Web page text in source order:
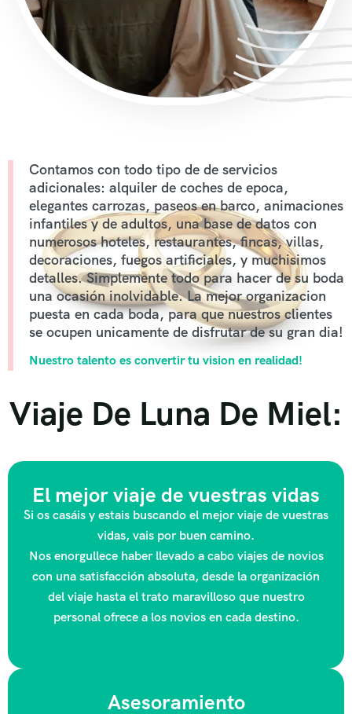
Contamos con todo tipo de de servicios
adicionales: alquiler de coches de epoca,
elegantes carrozas, paseos en barco, animaciones
infantiles y de adultos, una base de datos con
numerosos hoteles, restaurantes, fincas, villas,
decoraciones, fuegos artificiales, y muchisimos
detalles. Simplemente todo para hacer de su boda
una ocasión inolvidable. La mejor organizacion
puesta en cada boda, para que nuestros clientes
se ocupen unicamente de disfrutar de su gran dia!
Nuestro talento es convertir tu vision en realidad!
Viaje De Luna De Miel:
El mejor viaje de vuestras vidas
Si os casáis y estais buscando el mejor viaje de vuestras
vidas, vais por buen camino.
Nos enorgullece haber llevado a cabo viajes de novios
con una satisfacción absoluta, desde la organización
del viaje hasta el trato maravilloso que nuestro
personal ofrece a los novios en cada destino.
Asesoramiento